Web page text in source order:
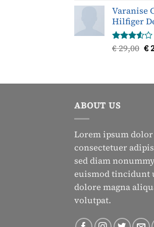
Varanise
Hilfiger
uit
€29,00
€
€
ABOUT US
Lorem ipsum
consectetuer
sed diam
euismod tincidunt
dolore magna
volutpat.